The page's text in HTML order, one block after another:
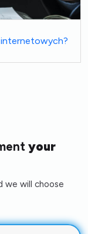
internetowych?
your
we will choose